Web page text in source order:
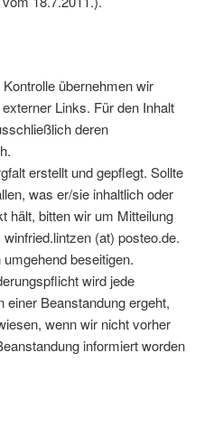
übernehmen wir
Links. Für den Inhalt
deren
erstellt und gepflegt. Sollte
was er/sie inhaltlich oder
hält, bitten wir um Mitteilung
(at) posteo.de.
beseitigen.
wird jede
einer Beanstandung ergeht,
wenn wir nicht vorher
informiert worden